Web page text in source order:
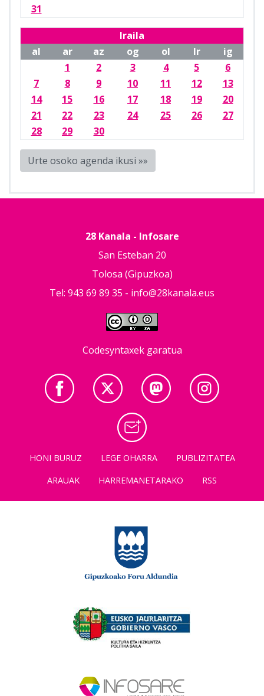
31
Iraila
al
ar az og ol lr
ig
1
2 3 4 5
6
7
8 9 10 11 12
13
14
15 16 17 18 19
20
21
22 23 24 25 26
27
28
29 30
Urte osoko agenda ikusi »»
28 Kanala - Infosare
San Esteban 20
Tolosa (Gipuzkoa)
Tel: 943 69 89 35 - info@28kanala.eus
Codesyntaxek garatua
HONI BURUZ LEGE OHARRA
PUBLIZITATEA
ARAUAK
HARREMANETARAKO RSS